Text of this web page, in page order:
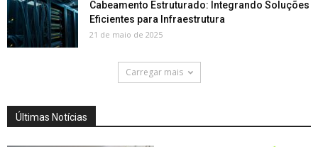
Cabeamento Estruturado: Integrando Soluções
Eficientes para Infraestrutura
21 de maio de 2025
Carregar mais
Últimas Notícias